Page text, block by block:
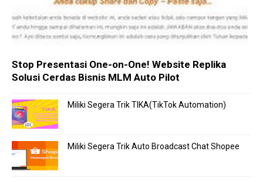
Stop Presentasi One-on-One! Website Replika
Solusi Cerdas Bisnis MLM Auto Pilot
Miliki Segera Trik TIKA(TikTok Automation)
Miliki Segera Trik Auto Broadcast Chat Shopee